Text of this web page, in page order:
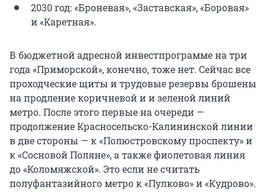
2030 год: «Броневая», «Заставская», «Боровая»
и «Каретная».
В бюджетной адресной инвестпрограмме на три
года «Приморской», конечно, тоже нет. Сейчас все
проходческие щиты и трудовые резервы брошены
на продление коричневой и и зеленой линий
метро. После этого первые на очереди —
продолжение Красносельско-Калининской линии
в две стороны — к «Полюстровскому проспекту» и
к «Сосновой Поляне», а также фиолетовая линия
до «Коломяжской». Это если не считать
полуфантазийного метро к «Пулково» и «Кудрово».